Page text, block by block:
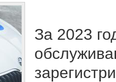
За 2023